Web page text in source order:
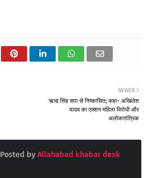
NEWER
ऋचा सिंह सपा से निष्कासित; कहा- अखिलेश
यादव का एक्शन महिला विरोधी और
अलोकतांत्रिक
Posted by Allahabad khabar desk